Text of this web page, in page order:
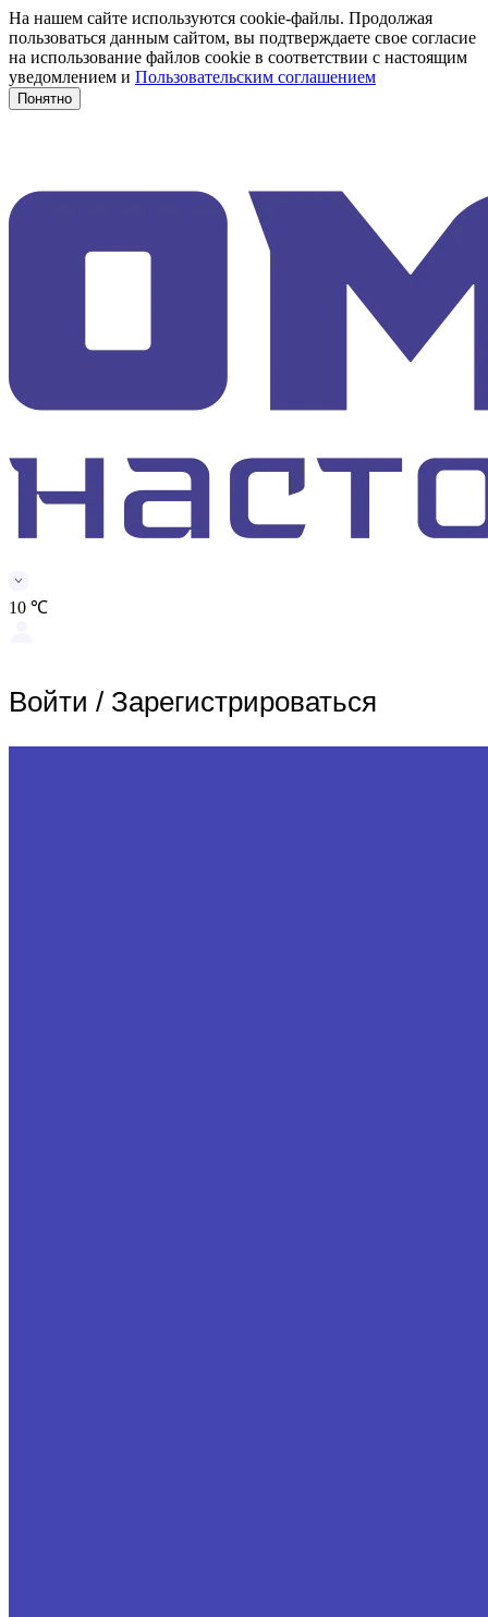
На нашем сайте используются cookie-файлы. Продолжая
пользоваться данным сайтом, вы подтверждаете свое согласие
на использование файлов cookie в соответствии с настоящим
уведомлением и Пользовательским соглашением
Понятно
10 ℃
Войти / Зарегистрироваться